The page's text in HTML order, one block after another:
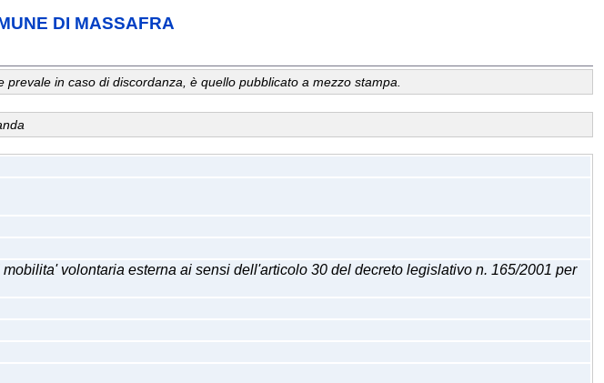
DI MASSAFRA
in caso di discordanza, è quello pubblicato a mezzo stampa.
volontaria esterna ai sensi dell'articolo 30 del decreto legislativo n. 165/2001 per